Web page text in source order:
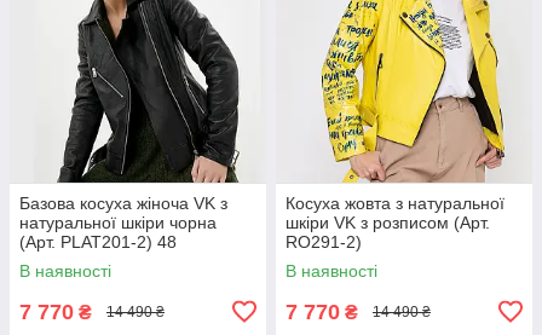
Базова косуха жіноча VK з
натуральної шкіри чорна
(Арт. PLAT201-2) 48
В наявності
7 770 ₴ 14 490 ₴
Косуха жовта з натуральної
шкіри VK з розписом (Арт.
RO291-2)
В наявності
7 770 ₴ 14 490 ₴